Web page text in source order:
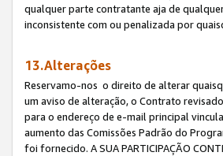
qualquer parte contratante aja de
inconsistente com ou penalizada por
13.Alterações
Reservamo-nos o direito de alterar
um aviso de alteração, o Contrato
para o endereço de e-mail principal
aumento das Comissões Padrão do
foi fornecido. A SUA PARTICIPAÇÃO